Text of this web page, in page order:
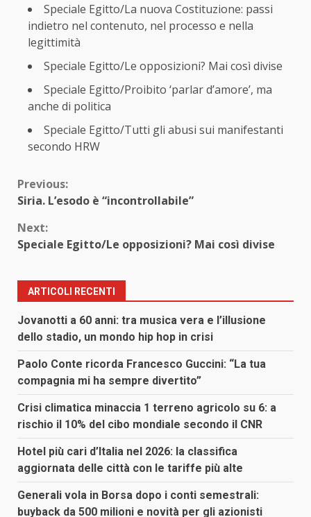
Speciale Egitto/La nuova Costituzione: passi
indietro nel contenuto, nel processo e nella
legittimità
Speciale Egitto/Le opposizioni? Mai così divise
Speciale Egitto/Proibito ‘parlar d’amore’, ma
anche di politica
Speciale Egitto/Tutti gli abusi sui manifestanti
secondo HRW
Continue
Previous:
Siria. L’esodo è “incontrollabile”
Next:
Speciale Egitto/Le opposizioni? Mai così divise
ARTICOLI RECENTI
Jovanotti a 60 anni: tra musica vera e l’illusione
dello stadio, un mondo hip hop in crisi
Paolo Conte ricorda Francesco Guccini: “La tua
compagnia mi ha sempre divertito”
Crisi climatica minaccia 1 terreno agricolo su 6: a
rischio il 10% del cibo mondiale secondo il CNR
Hotel più cari d’Italia nel 2026: la classifica
aggiornata delle città con le tariffe più alte
Generali vola in Borsa dopo i conti semestrali:
buyback da 500 milioni e novità per gli azionisti